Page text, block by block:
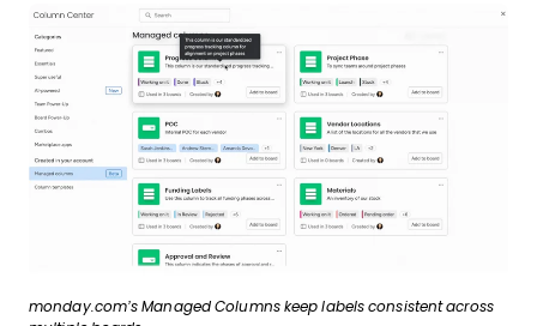
monday.com’s Managed Columns keep labels consistent across